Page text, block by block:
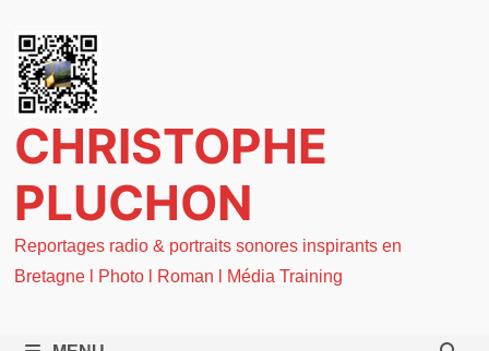
contenu
CHRISTOPHE
PLUCHON
Reportages radio & portraits sonores inspirants en
Bretagne l Photo l Roman l Média Training